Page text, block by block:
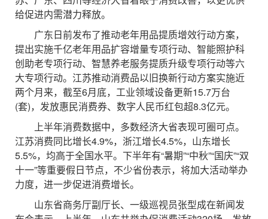
给促进内需潜力释放。
广东日前发布了推动老年用品提质增效行动方案，
提出实施千亿老年用品扩容增量专项行动、智能照护科
创助老专项行动、智慧养老服务提质升级专项行动等六
大专项行动。江苏推动消费品以旧换新行动方案实施近
两个月来，截至6月底，工业领域设备更新15.7万台
(套)，发放惠民消费券、数字人民币红包超8.3亿元。
上半年消费数据中，多数经济大省表现可圈可点。
江苏消费同比增长4.9%，浙江增长4.5%，山东增长
5.5%，均高于全国水平。下半年有“暑期”“中秋”“国庆”“双
十一”等重要假日节点，不少省份表示，将加大活动举办
力度，进一步促进消费增长。
山东省商务厅副厅长、一级巡视员张型成在新闻发